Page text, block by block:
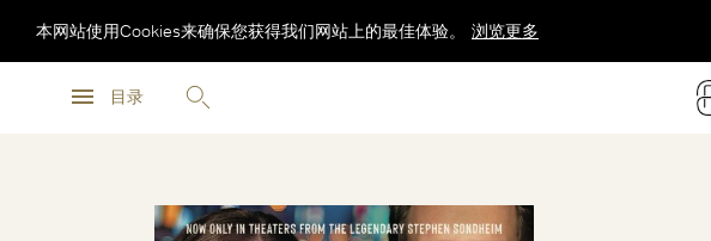
目录
本网站使用Cookies来确保您获得我们网站上的最佳体验。 浏览更多